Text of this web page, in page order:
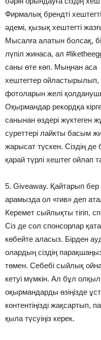
Фирмалық брендті хештегті
әдемі, қызық хештегті
Мысалға алатын болсақ,
лүпіл жинаса, ал
саны өте көп. Мыңнан аса
хештегтер ойластырылып,
фотоларын желі
Оқырмандар рекордқа
санынан өздері жүктеген
суреттері лайкты басым
жарысат түскен. Сіздің де
қарай түрлі хештег ойлап
5. Giveaway. Қайтарып бер
арамызда ол «гив» деп
Керемет сыйлықты тігіп,
Сіз де сол спонсорлар
көбейте аласыз. Бірден
олардың сіздің
төмен. Себебі сыйлық
кетуі мүмкін. Ал бұл
оқырмандарды өзіңізде
контентіңізді
қыла түсуіңіз керек.